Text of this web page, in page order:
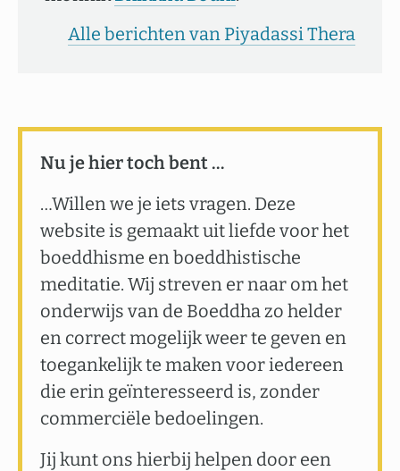
Alle berichten van Piyadassi Thera
Nu je hier toch bent …
…Willen we je iets vragen. Deze
website is gemaakt uit liefde voor het
boeddhisme en boeddhistische
meditatie. Wij streven er naar om het
onderwijs van de Boeddha zo helder
en correct mogelijk weer te geven en
toegankelijk te maken voor iedereen
die erin geïnteresseerd is, zonder
commerciële bedoelingen.
Jij kunt ons hierbij helpen door een